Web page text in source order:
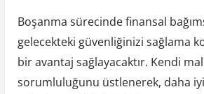
Boşanma sürecinde finansal
gelecekteki güvenliğinizi sağlama
bir avantaj sağlayacaktır. Kendi
sorumluluğunu üstlenerek, daha